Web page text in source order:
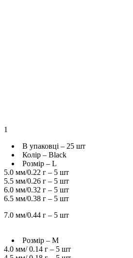
1
В упаковці – 25 шт
Колір – Black
Розмір – L
5.0 мм/0.22 г – 5 шт
5.5 мм/0.26 г – 5 шт
6.0 мм/0.32 г – 5 шт
6.5 мм/0.38 г – 5 шт
7.0 мм/0.44 г – 5 шт
Розмір – M
4.0 мм/ 0.14 г – 5 шт